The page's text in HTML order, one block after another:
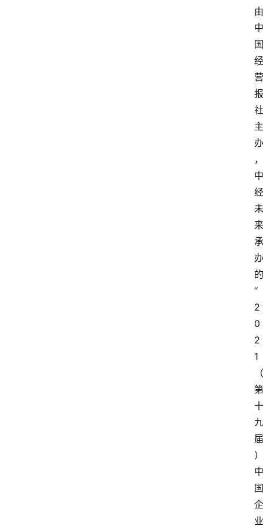
由
中
国
经
营
报
社
主
办
，
中
经
未
来
承
办
的
“
2
0
2
1
（
第
十
九
届
）
中
国
企
业